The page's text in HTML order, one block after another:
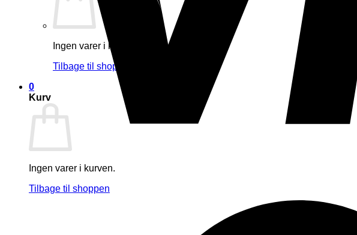
Ingen varer i kurven.
Tilbage til shoppen
0
Kurv
Ingen varer i kurven.
Tilbage til shoppen